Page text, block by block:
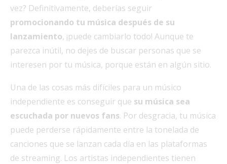
vez? Definitivamente, deberías seguir
promocionando tu música después de su
lanzamiento, ¡puede cambiarlo todo! Aunque te
parezca inútil, no dejes de buscar personas que se
interesen por tu música, porque están en algún sitio.
Una de las cosas más difíciles para un músico
independiente es conseguir que su música sea
escuchada por nuevos fans. Por desgracia, tu música
puede perderse rápidamente entre la tonelada de
canciones que se lanzan cada día en las plataformas
de streaming. Los artistas independientes tienen